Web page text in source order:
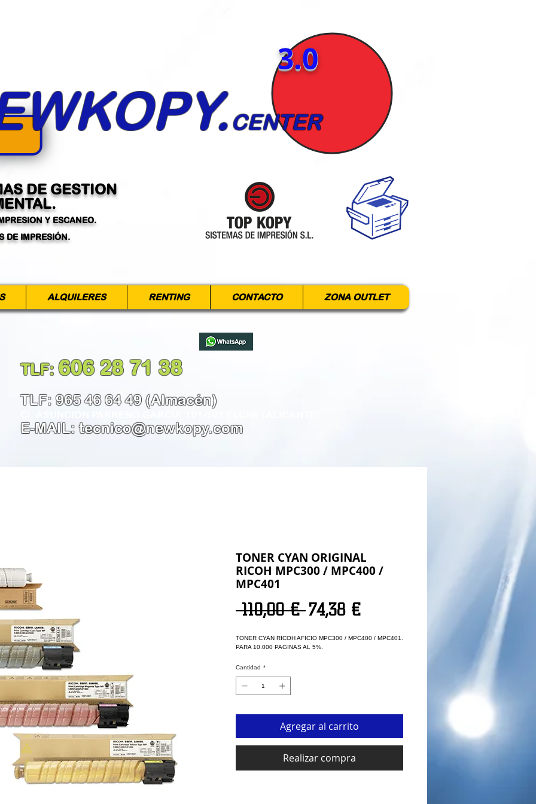
3.0
CENTER
DE GESTION
Y ESCANEO.
DE IMPRESIÓN.
ALQUILERES RENTING CONTACTO ZONA OUTLET
TLF: 606 28 71 38
TLF: 965 46 64 49 (Almacén)
E-MAIL:tecnico@newkopy.com
TONER CYAN ORIGINAL
RICOH MPC300 / MPC400 /
MPC401
110,00 € Precio
74,38 €Precio de oferta
TONER CYAN RICOH AFICIO MPC300 / MPC400 / MPC401.
PARA 10.000 PAGINAS AL 5%.
Cantidad *
Agregar al carrito
Realizar compra